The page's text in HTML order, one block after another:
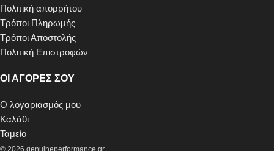
Πολιτική απορρήτου
Τρόποι Πληρωμής
Τρόποι Αποστολής
Πολιτική Επιστροφών
ΟΙ ΑΓΟΡΕΣ ΣΟΥ
Ο λογαριασμός μου
Καλάθι
Ταμείο
© 2026 genuineperformance.gr